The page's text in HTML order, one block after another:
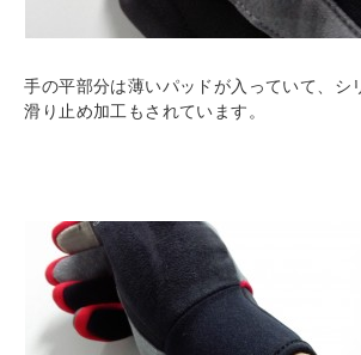
手の平部分は薄いパッドが入っていて、シ
滑り止め加工もされています。